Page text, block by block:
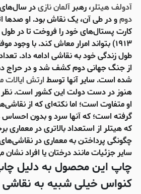
آدولف هیتلر، رهبرآلمان نازیدر
دومو در طی آن، یک نقاش بود. او صدها
کارت پستال‌های خود را فروخت تا در طول
۱۹۱۳) بتواند امرار معاش کند. با وجود
طول زندگی خود به نقاشی ادامه داد.
از جنگ جهانی دوم کشف شد و در حراج
شده است. سایر آنها توسطارتش ایالات
هنوز در دست دولت این کشور است. نظر
او متفاوت است؛ اما نکته‌ای که از
گرفته است؛ که آنها سرد و بدون احساس
که هیتلر از استعداد بالاتری در معماری
چگونگی پرداختن به معماری در نقاشی‌های
سایر جزئیات مانند درختان یا افراد
چاپ این محصول به دلیل
کنواس خیلی شبیه به